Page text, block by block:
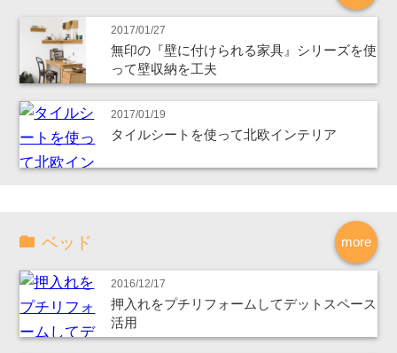
2017/01/27
無印の『壁に付けられる家具』シリーズを使
って壁収納を工夫
2017/01/19
タイルシートを使って北欧インテリア
more
ベッド
2016/12/17
押入れをプチリフォームしてデットスペース
活用